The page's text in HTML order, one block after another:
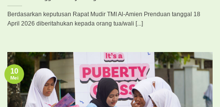
Berdasarkan keputusan Rapat Mudir TMI Al-Amien Prenduan tanggal 18
April 2026 diberitahukan kepada orang tua/wali [...]
10
Mei